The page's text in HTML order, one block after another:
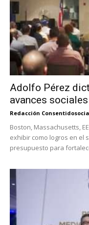
Adolfo Pérez
avances
Redacción
Boston, Massachusetts,
exhibir como logros en el
presupuesto para